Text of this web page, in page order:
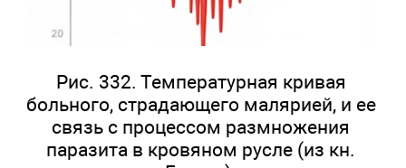
Рис. 332. Температурная кривая
больного, страдающего малярией, и ее
связь с процессом размножения
паразита в кровяном русле (из кн.